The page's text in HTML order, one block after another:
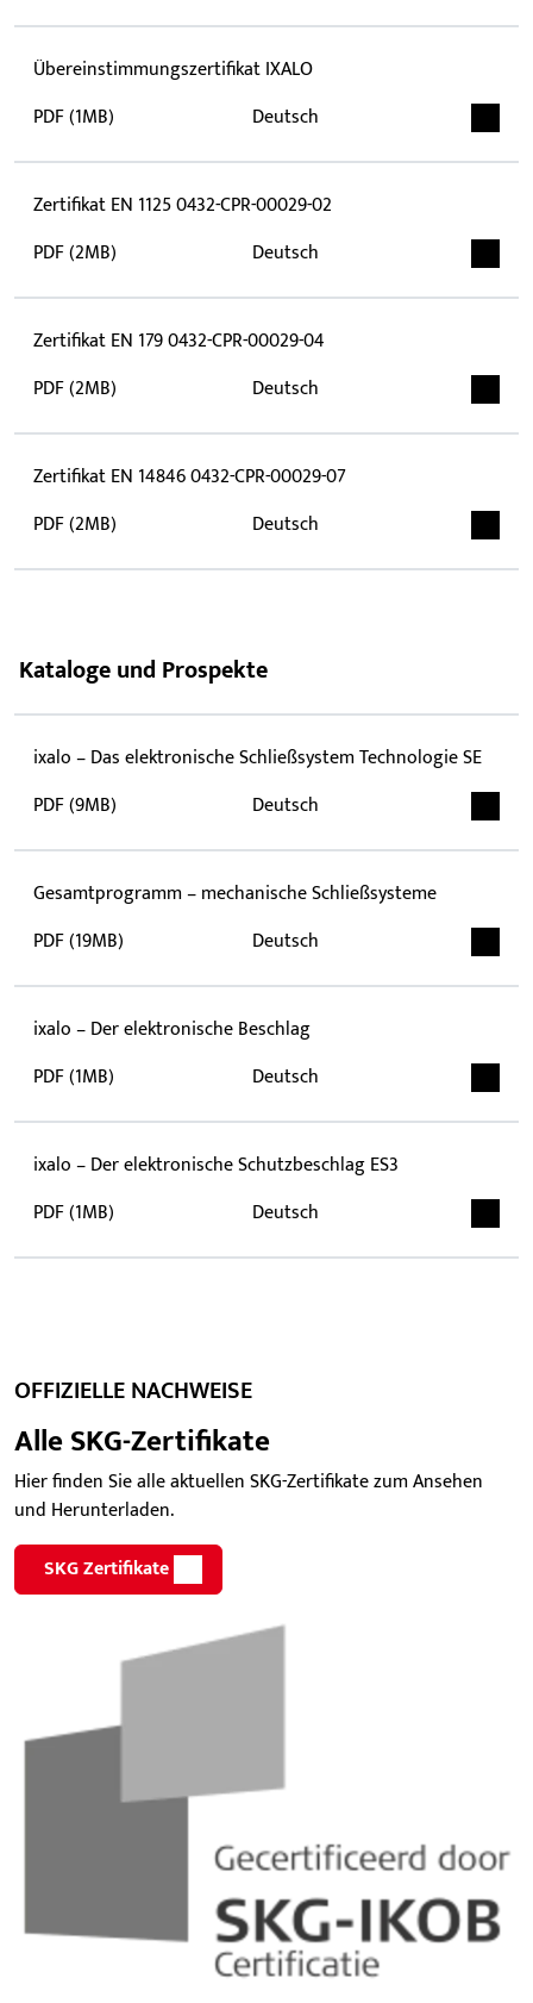
Übereinstimmungszertifikat IXALO
PDF (1MB)
Deutsch
Zertifikat EN 1125 0432-CPR-00029-02
PDF (2MB)
Deutsch
Zertifikat EN 179 0432-CPR-00029-04
PDF (2MB)
Deutsch
Zertifikat EN 14846 0432-CPR-00029-07
PDF (2MB)
Deutsch
Kataloge und Prospekte
ixalo – Das elektronische Schließsystem Technologie SE
PDF (9MB)
Deutsch
Gesamtprogramm – mechanische Schließsysteme
PDF (19MB)
Deutsch
ixalo – Der elektronische Beschlag
PDF (1MB)
Deutsch
ixalo – Der elektronische Schutzbeschlag ES3
PDF (1MB)
Deutsch
OFFIZIELLE NACHWEISE
Alle SKG-Zertifikate
Hier finden Sie alle aktuellen SKG-Zertifikate zum Ansehen
und Herunterladen.
SKG Zertifikate